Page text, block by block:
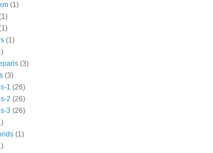
(1)
(1)
(3)
(3)
1 (26)
2 (26)
3 (26)
(1)